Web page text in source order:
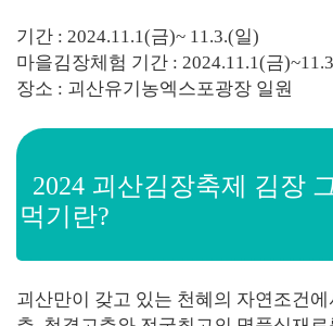
기간 : 2024.11.1(금)~ 11.3.(일)
마을김장체험 기간 : 2024.11.1(금
장소 : 괴산유기농엑스포광장 일원
2024 괴산김장축제 김장
먹기란?
괴산만이 갖고 있는 천혜의 자연조건에